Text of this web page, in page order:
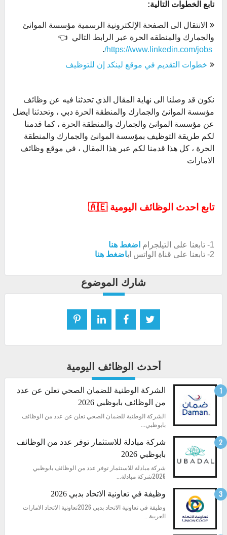
تابع الخطوات التالية:
الانتقال الى الصفحة الإلكترونية الرسمية مؤسسة الموانئ
والجمارك والمنطقه الحرة عبر الرابط التالي 👈
https://www.linkedin.com/jobs/
.
خطوات التقديم في موقع لينكد إن للتوظيف
نكون قد وصلنا الى نهاية المقال الذي تحدثنا فيه عن وظائف
مؤسسة الموانئ والجمارك والمنطقة الحرة دبي ، وتحدثنا ايضل
عن مؤسسة الموانئ والجمارك والمنطقة الحرة ، كما قدمنا
لكم طريقة التوظيف بمؤسسة الموانئ والجمارك والمنطقة
الحرة ، كل هذا قدمنا لكم عبر هذا المقال ، في موقع وظائف
الامارات
تابع احدث الوظائف اليومية 🇦🇪
1- تابعنا على التيلجرام
اضغط هنا
2- تابعنا على قناة الواتس اب
اضغط هنا
شارك الموضوع
أحدث الوظائف اليومية
الشركة الوطنية للضمان الصحي تعلن عن عدد
من الوظائف بابوظبي 2026
الشركة الوطنية للضمان الصحي تعلن عن عدد من الوظائف
بابوظبي...
شركة مبادلة للاستثمار توفر عدد من الوظائف
بابوظبي 2026
شركة مبادلة للاستثمار توفر عدد من الوظائف بابوظبي
2026شركة مبادلة...
وظيفة في تعاونية الاتحاد بدبي 2026
وظيفة في تعاونية الاتحاد بدبي 2026تعاونية الاتحاد الامارات
العربية...